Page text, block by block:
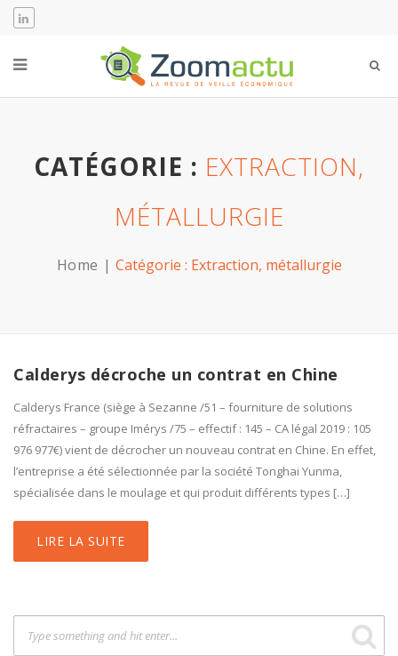
CATÉGORIE : EXTRACTION,
MÉTALLURGIE
Home Catégorie : Extraction, métallurgie
Calderys décroche un contrat en Chine
Calderys France (siège à Sezanne /51 – fourniture de solutions
réfractaires – groupe Imérys /75 – effectif : 145 – CA légal 2019 : 105
976 977€) vient de décrocher un nouveau contrat en Chine. En effet,
l’entreprise a été sélectionnée par la société Tonghai Yunma,
spécialisée dans le moulage et qui produit différents types […]
LIRE LA SUITE